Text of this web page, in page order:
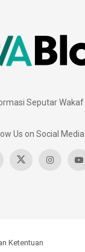
Seputar Wakaf
Us on Social Media
Ketentuan